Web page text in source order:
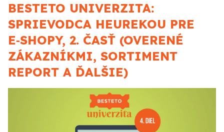
BESTETO UNIVERZITA:
SPRIEVODCA HEUREKOU PRE
E‑SHOPY, 2. ČASŤ (OVERENÉ
ZÁKAZNÍKMI, SORTIMENT
REPORT A ĎALŠIE)